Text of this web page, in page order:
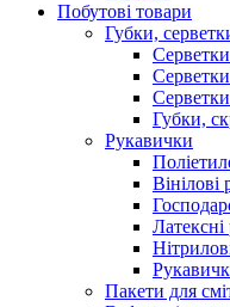
Побутові товари
Губки,
Губки,
Рукавички
Вінілові
Пакети для